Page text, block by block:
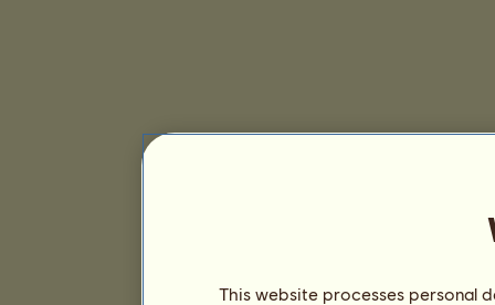
This website processes personal